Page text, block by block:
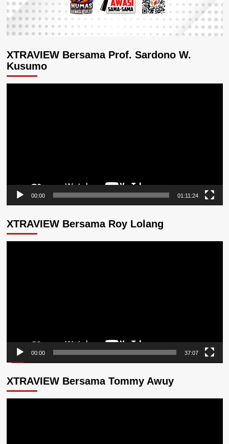
XTRAVIEW Bersama Prof. Sardono W.
Kusumo
00:00 01:11:24
XTRAVIEW Bersama Roy Lolang
00:00 37:07
XTRAVIEW Bersama Tommy Awuy